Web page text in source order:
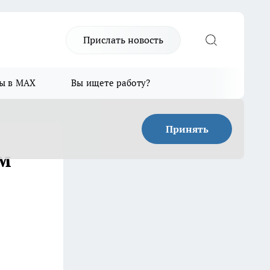
Прислать новость
в MAX Вы ищете работу?
Принять